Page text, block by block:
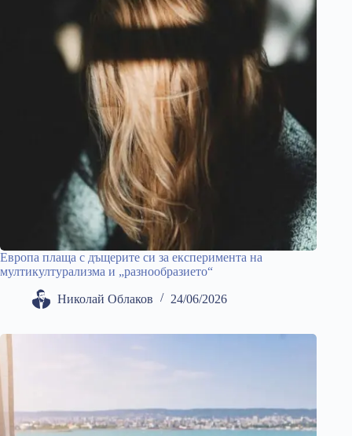
Европа плаща с дъщерите си за експеримента на
мултикултурализма и „разнообразието“
Николай Облаков 24/06/2026